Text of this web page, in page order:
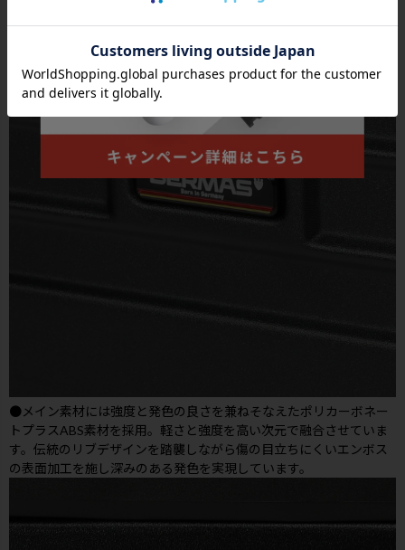
●メイン素材には強度と発色の良さを兼ねそなえたポリカーボネー
トプラスABS素材を採用。軽さと強度を高い次元で融合させていま
す。伝統のリブデザインを踏襲しながら傷の目立ちにくいエンボス
の表面加工を施し深みのある発色を実現しています。